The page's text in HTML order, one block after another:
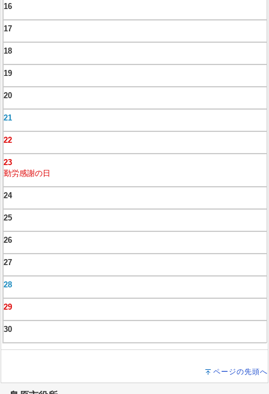
16
17
18
19
20
21
22
23
勤労感謝の日
24
25
26
27
28
29
30
ページの先頭へ